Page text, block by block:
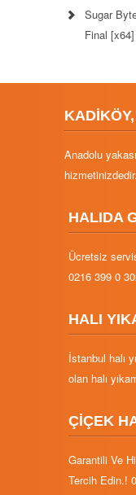
Sugar
Final
Anadolu
hizmetinizdedir.
HALIDA
Ücretsiz
0216 399 0
HALI
İstanbul halı
olan halı
ÇİÇEK
Garantili Ve
Tercih Edin.!